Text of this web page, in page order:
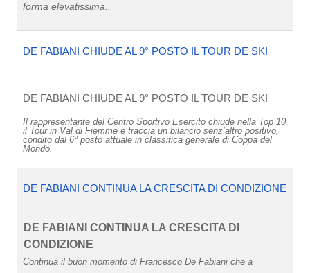
forma elevatissima..
DE FABIANI CHIUDE AL 9° POSTO IL TOUR DE SKI
DE FABIANI CHIUDE AL 9° POSTO IL TOUR DE SKI
Il rappresentante del Centro Sportivo Esercito chiude nella Top 10
il Tour in Val di Fiemme e traccia un bilancio senz’altro positivo,
condito dal 6° posto attuale in classifica generale di Coppa del
Mondo.
DE FABIANI CONTINUA LA CRESCITA DI CONDIZIONE
DE FABIANI CONTINUA LA CRESCITA DI
CONDIZIONE
Continua il buon momento di Francesco De Fabiani che a